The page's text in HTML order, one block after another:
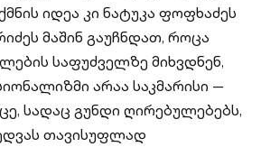
იდეა კი ნატუკა ფოფხაძეს
მაშინ გაუჩნდათ, როცა
საფუძველზე მიხვდნენ,
არაა საკმარისი —
სადაც გუნდი ღირებულებებს,
თავისუფლად